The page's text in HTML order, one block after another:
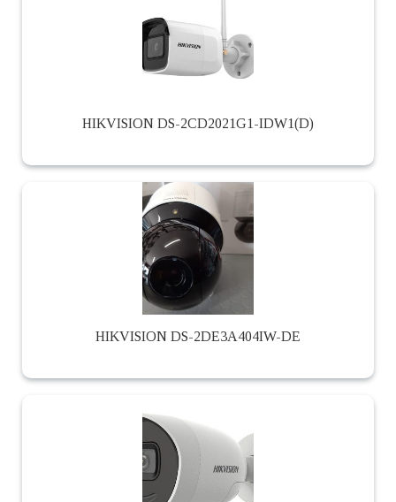
HIKVISION DS-2CD2021G1-IDW1(D)
HIKVISION DS-2DE3A404IW-DE